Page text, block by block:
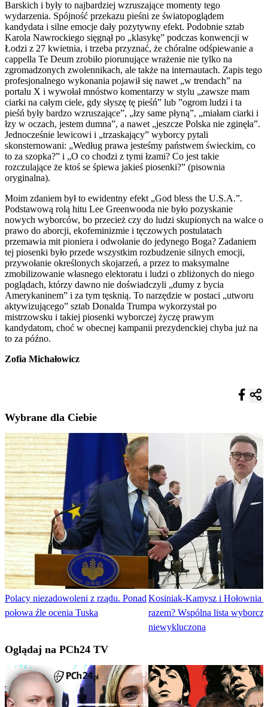
Barskich i były to najbardziej wzruszające momenty tego
wydarzenia. Spójność przekazu pieśni ze światopoglądem
kandydata i silne emocje dały pozytywny efekt. Podobnie sztab
Karola Nawrockiego sięgnął po „klasykę” podczas konwencji w
Łodzi z 27 kwietnia, i trzeba przyznać, że chóralne odśpiewanie a
cappella Te Deum zrobiło piorunujące wrażenie nie tylko na
zgromadzonych zwolennikach, ale także na internautach. Zapis tego
profesjonalnego wykonania pojawił się nawet „w trendach” na
portalu X i wywołał mnóstwo komentarzy w stylu „zawsze mam
ciarki na całym ciele, gdy słyszę tę pieśń” lub ”ogrom ludzi i ta
pieśń były bardzo wzruszające”, „łzy same płyną”, „miałam ciarki i
łzy w oczach, jestem dumna”, a nawet „jeszcze Polska nie zginęła”.
Jednocześnie lewicowi i „trzaskający” wyborcy pytali
skonsternowani: „Według prawa jesteśmy państwem świeckim, co
to za szopka?” i „O co chodzi z tymi łzami? Co jest takie
rozczulające że ktoś se śpiewa jakieś piosenki?” (pisownia
oryginalna).
Moim zdaniem był to ewidentny efekt „God bless the U.S.A.”.
Podstawową rolą hitu Lee Greenwooda nie było pozyskanie
nowych wyborców, bo przecież czy do ludzi skupionych na walce o
prawo do aborcji, ekofeminizmie i tęczowych postulatach
przemawia mit pioniera i odwołanie do jedynego Boga? Zadaniem
tej piosenki było przede wszystkim rozbudzenie silnych emocji,
przywołanie określonych skojarzeń, a przez to maksymalne
zmobilizowanie własnego elektoratu i ludzi o zbliżonych do niego
poglądach, którzy dawno nie doświadczyli „dumy z bycia
Amerykaninem” i za tym tęsknią. To narzędzie w postaci „utworu
aktywizującego” sztab Donalda Trumpa wykorzystał po
mistrzowsku i takiej piosenki wyborczej życzę prawym
kandydatom, choć w obecnej kampanii prezydenckiej chyba już na
to za późno.
Zofia Michałowicz
Wybrane dla Ciebie
Polacy niezadowoleni z rządu. Ponad
połowa źle ocenia Tuska
Kosiniak-Kamysz i Hołownia
razem? Wspólna lista wyborcza
niewykluczona
Oglądaj na PCh24 TV